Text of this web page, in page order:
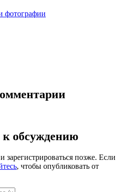
фотографии
к обсуждению
зарегистрироваться позже. Если
, чтобы опубликовать от